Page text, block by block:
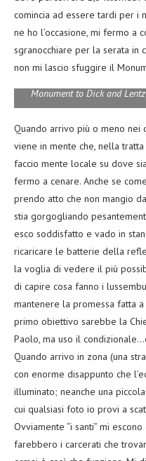
comincia ad essere tardi per i
ne ho l’occasione, mi fermo a
sgranocchiare per la serata in
non mi lascio sfuggire il
Monument to Dick and Lentz
Quando arrivo più o meno nei
viene in mente che, nella
faccio mente locale su dove
fermo a cenare. Anche se
prendo atto che non mangio
stia gorgogliando
esco soddisfatto e vado in
ricaricare le batterie della
la voglia di vedere il più
di capire cosa fanno i
mantenere la promessa fatta
primo obiettivo sarebbe la
Paolo, ma uso il
Quando arrivo in zona (una
con enorme disappunto che
illuminato; neanche una
cui qualsiasi foto io provi a
Ovviamente “i santi” mi
farebbero i carcerati che